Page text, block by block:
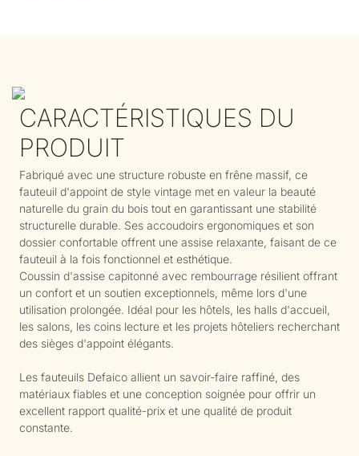
CARACTÉRISTIQUES DU
PRODUIT
Fabriqué avec une structure robuste en frêne massif, ce
fauteuil d'appoint de style vintage met en valeur la beauté
naturelle du grain du bois tout en garantissant une stabilité
structurelle durable. Ses accoudoirs ergonomiques et son
dossier confortable offrent une assise relaxante, faisant de ce
fauteuil à la fois fonctionnel et esthétique.
Coussin d'assise capitonné avec rembourrage résilient offrant
un confort et un soutien exceptionnels, même lors d'une
utilisation prolongée. Idéal pour les hôtels, les halls d'accueil,
les salons, les coins lecture et les projets hôteliers recherchant
des sièges d'appoint élégants.
Les fauteuils Defaico allient un savoir-faire raffiné, des
matériaux fiables et une conception soignée pour offrir un
excellent rapport qualité-prix et une qualité de produit
constante.